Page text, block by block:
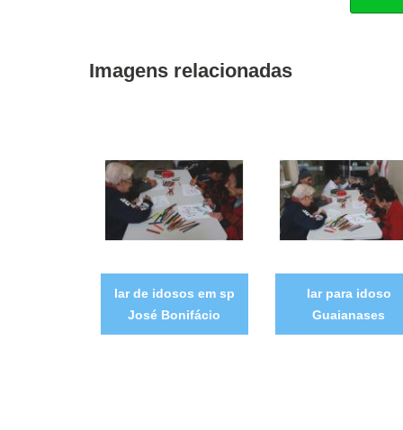
Imagens relacionadas
lar de idosos em sp
José Bonifácio
lar para idoso
Guaianases